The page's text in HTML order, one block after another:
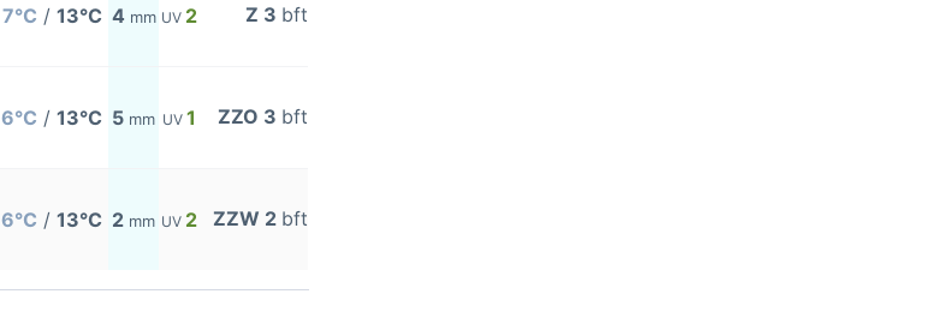
7°C / 13°C 4 mm UV 2 Z 3 bft
6°C / 13°C 5 mm UV 1 ZZO 3 bft
6°C / 13°C 2 mm UV 2 ZZW 2 bft